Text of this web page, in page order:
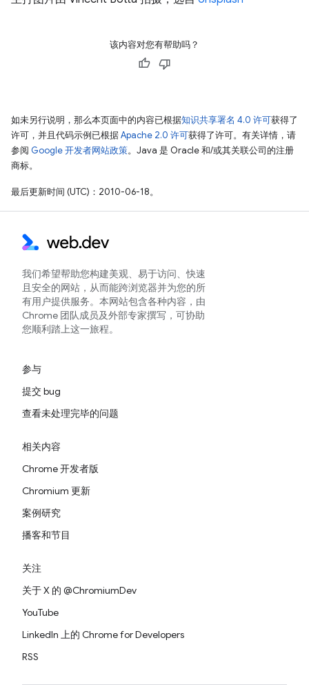
该内容对您有帮助吗？
如未另行说明，那么本页面中的内容已根据知识共享署名 4.0 许可获得了
许可，并且代码示例已根据Apache 2.0 许可获得了许可。有关详情，请
参阅 Google 开发者网站政策。Java 是 Oracle 和/或其关联公司的注册
商标。
最后更新时间 (UTC)：2010-06-18。
我们希望帮助您构建美观、易于访问、快速
且安全的网站，从而能跨浏览器并为您的所
有用户提供服务。本网站包含各种内容，由
Chrome 团队成员及外部专家撰写，可协助
您顺利踏上这一旅程。
参与
提交 bug
查看未处理完毕的问题
相关内容
Chrome 开发者版
Chromium 更新
案例研究
播客和节目
关注
关于 X 的 @ChromiumDev
YouTube
LinkedIn 上的 Chrome for Developers
RSS